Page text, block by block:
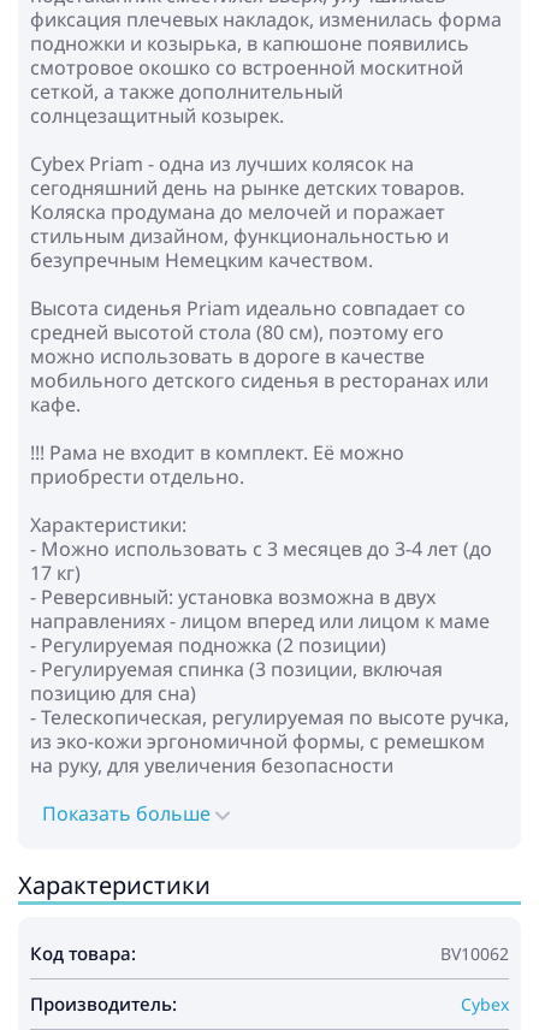
фиксация плечевых накладок, изменилась форма
подножки и козырька, в капюшоне появились
смотровое окошко со встроенной москитной
сеткой, а также дополнительный
солнцезащитный козырек.
Cybex Priam - одна из лучших колясок на
сегодняшний день на рынке детских товаров.
Коляска продумана до мелочей и поражает
стильным дизайном, функциональностью и
безупречным Немецким качеством.
Высота сиденья Priam идеально совпадает со
средней высотой стола (80 см), поэтому его
можно использовать в дороге в качестве
мобильного детского сиденья в ресторанах или
кафе.
!!! Рама не входит в комплект. Её можно
приобрести отдельно.
Характеристики:
- Можно использовать с 3 месяцев до 3-4 лет (до
17 кг)
- Реверсивный: установка возможна в двух
направлениях - лицом вперед или лицом к маме
- Регулируемая подножка (2 позиции)
- Регулируемая спинка (3 позиции, включая
позицию для сна)
- Телескопическая, регулируемая по высоте ручка,
из эко-кожи эргономичной формы, c ремешком
на руку, для увеличения безопасности
- Капюшон со смотровым окошком и встроенной
- Съёмный защитный бампер из эко-кожи
- Тканевые чехлы можно стирать в машине при
- Двухколесный режим, коляску можно частично
сложить и везти только на двух задних колесах
(на раме, которую можно приобрести отдельно)
Показать больше
Характеристики
Код товара: BV10062
Производитель: Cybex